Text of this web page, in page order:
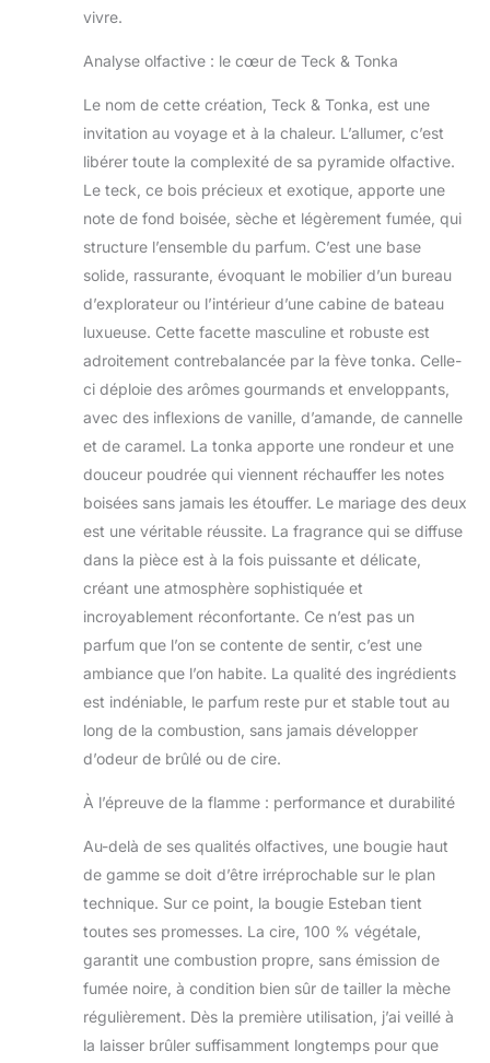
vivre.
Analyse olfactive : le cœur de Teck & Tonka
Le nom de cette création, Teck & Tonka, est une
invitation au voyage et à la chaleur. L’allumer, c’est
libérer toute la complexité de sa pyramide olfactive.
Le teck, ce bois précieux et exotique, apporte une
note de fond boisée, sèche et légèrement fumée, qui
structure l’ensemble du parfum. C’est une base
solide, rassurante, évoquant le mobilier d’un bureau
d’explorateur ou l’intérieur d’une cabine de bateau
luxueuse. Cette facette masculine et robuste est
adroitement contrebalancée par la fève tonka. Celle-
ci déploie des arômes gourmands et enveloppants,
avec des inflexions de vanille, d’amande, de cannelle
et de caramel. La tonka apporte une rondeur et une
douceur poudrée qui viennent réchauffer les notes
boisées sans jamais les étouffer. Le mariage des deux
est une véritable réussite. La fragrance qui se diffuse
dans la pièce est à la fois puissante et délicate,
créant une atmosphère sophistiquée et
incroyablement réconfortante. Ce n’est pas un
parfum que l’on se contente de sentir, c’est une
ambiance que l’on habite. La qualité des ingrédients
est indéniable, le parfum reste pur et stable tout au
long de la combustion, sans jamais développer
d’odeur de brûlé ou de cire.
À l’épreuve de la flamme : performance et durabilité
Au-delà de ses qualités olfactives, une bougie haut
de gamme se doit d’être irréprochable sur le plan
technique. Sur ce point, la bougie Esteban tient
toutes ses promesses. La cire, 100 % végétale,
garantit une combustion propre, sans émission de
fumée noire, à condition bien sûr de tailler la mèche
régulièrement. Dès la première utilisation, j’ai veillé à
la laisser brûler suffisamment longtemps pour que